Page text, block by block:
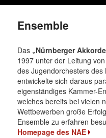
Ensemble
Das „Nürnberger
1997 unter der Leitung
des Jugendorchesters
entwickelte sich daraus
eigenständiges Kammer-
welches bereits bei vielen
Wettbewerben große
Ensemble zu erfahren
Homepage des NAE